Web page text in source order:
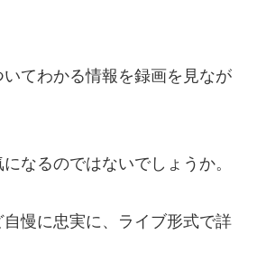
てわかる情報を録画を見なが
なるのではないでしょうか。
慢に忠実に、ライブ形式で詳